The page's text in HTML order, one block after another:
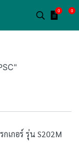
0 0
เกอร์ รุ่น S202M